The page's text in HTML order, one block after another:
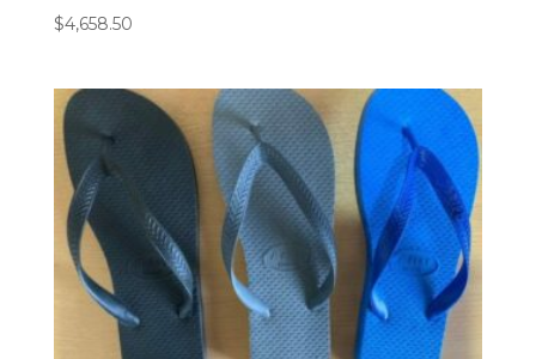
$4,658.50